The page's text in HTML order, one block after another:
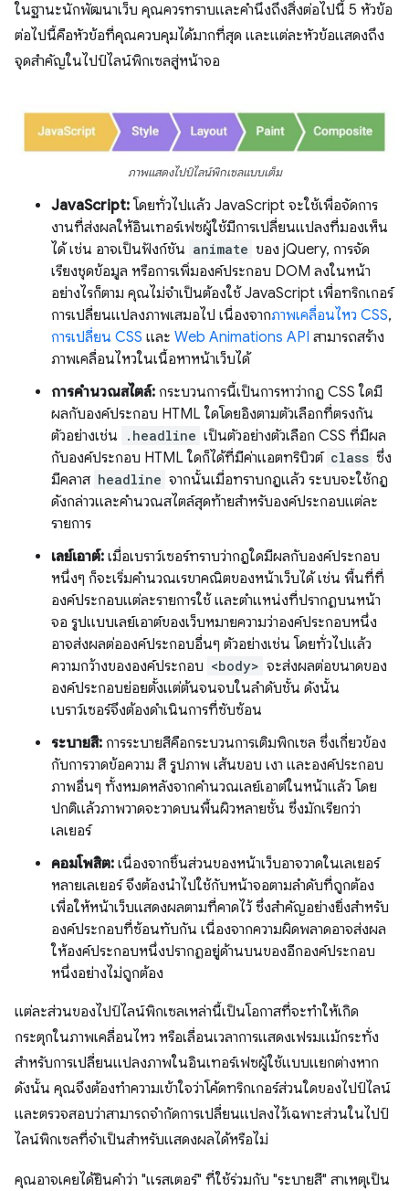
ในฐานะนักพัฒนาเว็บ คุณควรทราบและคำนึงถึงสิ่งต่อไปนี้ 5 หัวข้อ
ต่อไปนี้คือหัวข้อที่คุณควบคุมได้มากที่สุด และแต่ละหัวข้อแสดงถึง
จุดสำคัญในไปป์ไลน์พิกเซลสู่หน้าจอ
ภาพแสดงไปป์ไลน์พิกเซลแบบเต็ม
JavaScript: โดยทั่วไปแล้ว JavaScript จะใช้เพื่อจัดการ
งานที่ส่งผลให้อินเทอร์เฟซผู้ใช้มีการเปลี่ยนแปลงที่มองเห็น
ได้ เช่น อาจเป็นฟังก์ชัน animate ของ jQuery, การจัด
เรียงชุดข้อมูล หรือการเพิ่มองค์ประกอบ DOM ลงในหน้า
อย่างไรก็ตาม คุณไม่จำเป็นต้องใช้ JavaScript เพื่อทริกเกอร์
การเปลี่ยนแปลงภาพเสมอไป เนื่องจากภาพเคลื่อนไหว CSS,
การเปลี่ยน CSS และ Web Animations API สามารถสร้าง
ภาพเคลื่อนไหวในเนื้อหาหน้าเว็บได้
การคํานวณสไตล์: กระบวนการนี้เป็นการหาว่ากฎ CSS ใดมี
ผลกับองค์ประกอบ HTML ใดโดยอิงตามตัวเลือกที่ตรงกัน
ตัวอย่างเช่น
.headline เป็นตัวอย่างตัวเลือก CSS ที่มีผล
กับองค์ประกอบ HTML ใดก็ได้ที่มีค่าแอตทริบิวต์ class ซึ่ง
มีคลาส headline จากนั้นเมื่อทราบกฎแล้ว ระบบจะใช้กฎ
ดังกล่าวและคำนวณสไตล์สุดท้ายสำหรับองค์ประกอบแต่ละ
รายการ
เลย์เอาต์: เมื่อเบราว์เซอร์ทราบว่ากฎใดมีผลกับองค์ประกอบ
หนึ่งๆ ก็จะเริ่มคำนวณเรขาคณิตของหน้าเว็บได้ เช่น พื้นที่ที่
องค์ประกอบแต่ละรายการใช้ และตำแหน่งที่ปรากฏบนหน้า
จอ รูปแบบเลย์เอาต์ของเว็บหมายความว่าองค์ประกอบหนึ่ง
อาจส่งผลต่อองค์ประกอบอื่นๆ ตัวอย่างเช่น โดยทั่วไปแล้ว
ความกว้างขององค์ประกอบ <body> จะส่งผลต่อขนาดของ
องค์ประกอบย่อยตั้งแต่ต้นจนจบในลําดับชั้น ดังนั้น
เบราว์เซอร์จึงต้องดำเนินการที่ซับซ้อน
ระบายสี: การระบายสีคือกระบวนการเติมพิกเซล ซึ่งเกี่ยวข้อง
กับการวาดข้อความ สี รูปภาพ เส้นขอบ เงา และองค์ประกอบ
ภาพอื่นๆ ทั้งหมดหลังจากคำนวณเลย์เอาต์ในหน้าแล้ว โดย
ปกติแล้วภาพวาดจะวาดบนพื้นผิวหลายชั้น ซึ่งมักเรียกว่า
เลเยอร์
คอมโพสิต: เนื่องจากชิ้นส่วนของหน้าเว็บอาจวาดในเลเยอร์
หลายเลเยอร์ จึงต้องนำไปใช้กับหน้าจอตามลำดับที่ถูกต้อง
เพื่อให้หน้าเว็บแสดงผลตามที่คาดไว้ ซึ่งสำคัญอย่างยิ่งสำหรับ
องค์ประกอบที่ซ้อนทับกัน เนื่องจากความผิดพลาดอาจส่งผล
ให้องค์ประกอบหนึ่งปรากฏอยู่ด้านบนของอีกองค์ประกอบ
หนึ่งอย่างไม่ถูกต้อง
แต่ละส่วนของไปป์ไลน์พิกเซลเหล่านี้เป็นโอกาสที่จะทำให้เกิด
กระตุกในภาพเคลื่อนไหว หรือเลื่อนเวลาการแสดงเฟรมแม้กระทั่ง
สำหรับการเปลี่ยนแปลงภาพในอินเทอร์เฟซผู้ใช้แบบแยกต่างหาก
ดังนั้น คุณจึงต้องทําความเข้าใจว่าโค้ดทริกเกอร์ส่วนใดของไปป์ไลน์
และตรวจสอบว่าสามารถจํากัดการเปลี่ยนแปลงไว้เฉพาะส่วนในไปป์
ไลน์พิกเซลที่จําเป็นสําหรับแสดงผลได้หรือไม่
คุณอาจเคยได้ยินคำว่า "แรสเตอร์" ที่ใช้ร่วมกับ "ระบายสี" สาเหตุเป็น